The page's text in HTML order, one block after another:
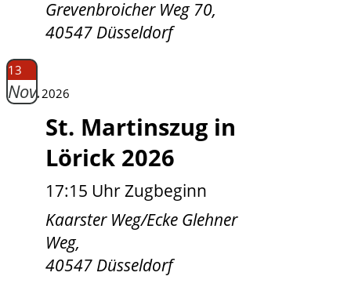
Grevenbroicher Weg 70,
40547 Düsseldorf
13
Nov.2026
St. Martinszug in
Lörick 2026
17:15 Uhr Zugbeginn
Kaarster Weg/Ecke Glehner
Weg,
40547 Düsseldorf